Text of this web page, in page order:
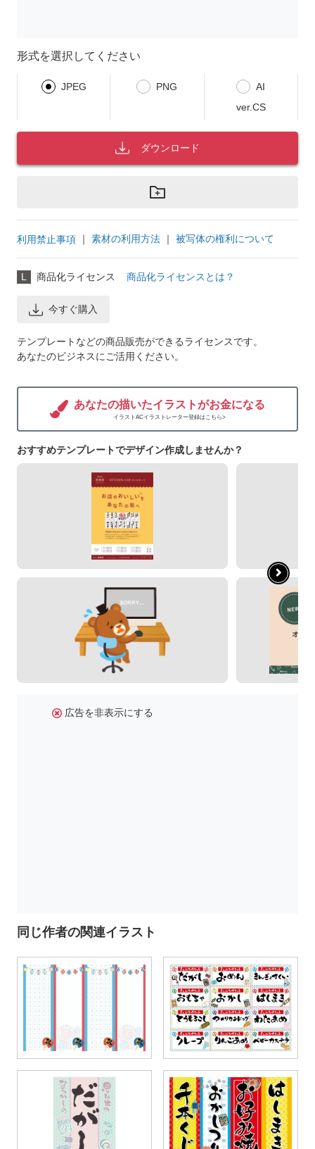
形式を選択してください
JPEG PNG
AI
ver.CS
ダウンロード
利用禁止事項 ｜ 素材の利用方法 ｜ 被写体の権利について
L 商品化ライセンス 商品化ライセンスとは？
今すぐ購入
テンプレートなどの商品販売ができるライセンスです。
あなたのビジネスにご活用ください。
あなたの描いたイラストがお金になる
イラストACイラストレーター登録はこちら>
おすすめテンプレートでデザイン作成しませんか？
広告を非表示にする
同じ作者の関連イラスト